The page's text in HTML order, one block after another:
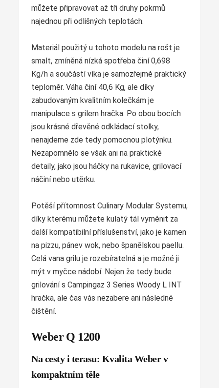
můžete připravovat až tři druhy pokrmů
najednou při odlišných teplotách.
Materiál použitý u tohoto modelu na rošt je
smalt, zmíněná nízká spotřeba činí 0,698
Kg/h a součástí víka je samozřejmě praktický
teploměr. Váha činí 40,6 Kg, ale díky
zabudovaným kvalitním kolečkám je
manipulace s grilem hračka. Po obou bocích
jsou krásné dřevěné odkládací stolky,
nenajdeme zde tedy pomocnou plotýnku.
Nezapomnělo se však ani na praktické
detaily, jako jsou háčky na rukavice, grilovací
náčiní nebo utěrku.
Potěší přítomnost Culinary Modular Systemu,
díky kterému můžete kulatý tál vyměnit za
další kompatibilní příslušenství, jako je kamen
na pizzu, pánev wok, nebo španělskou paellu.
Celá vana grilu je rozebíratelná a je možné ji
mýt v myčce nádobí. Nejen že tedy bude
grilování s Campingaz 3 Series Woody L INT
hračka, ale čas vás nezabere ani následné
čištění.
Weber Q 1200
Na cesty i terasu: Kvalita Weber v
kompaktním těle